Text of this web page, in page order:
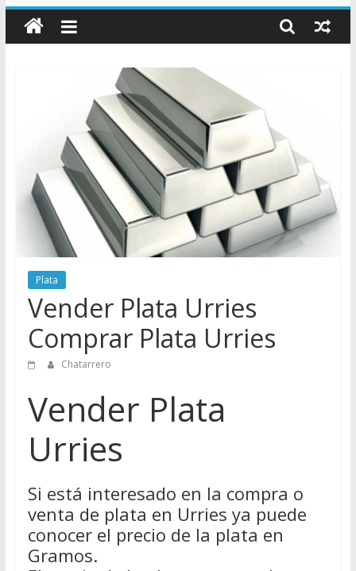
Chatarreros
Precio
de
Chatarra
Directorio
para
vender
Chatarra
Plata
Vender Plata Urries
Comprar Plata Urries
Chatarrero
Vender Plata
Urries
Si está interesado en la compra o
venta de plata en Urries ya puede
conocer el precio de la plata en
Gramos.